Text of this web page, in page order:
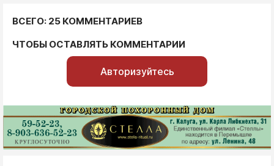
ВСЕГО: 25 КОММЕНТАРИЕВ
ЧТОБЫ ОСТАВЛЯТЬ КОММЕНТАРИИ
Авторизуйтесь